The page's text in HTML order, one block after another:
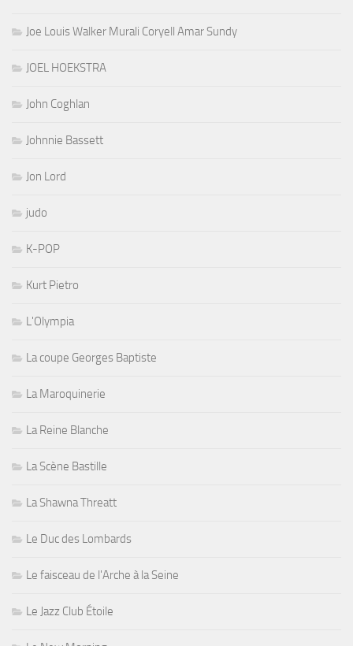
Joe Louis Walker Murali Coryell Amar Sundy
JOEL HOEKSTRA
John Coghlan
Johnnie Bassett
Jon Lord
judo
K-POP
Kurt Pietro
L'Olympia
La coupe Georges Baptiste
La Maroquinerie
La Reine Blanche
La Scène Bastille
La Shawna Threatt
Le Duc des Lombards
Le faisceau de l'Arche à la Seine
Le Jazz Club Étoile